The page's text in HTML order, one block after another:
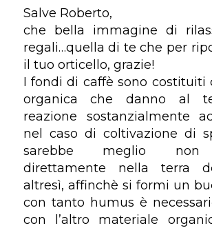
Salve Roberto,
che bella immagine di
regali…quella di te che per
il tuo orticello, grazie!
I fondi di caffè sono costituiti
organica che danno al
reazione sostanzialmente
nel caso di coltivazione di
sarebbe meglio non
direttamente nella terra
altresì, affinchè si formi un
con tanto humus è
con l’altro materiale